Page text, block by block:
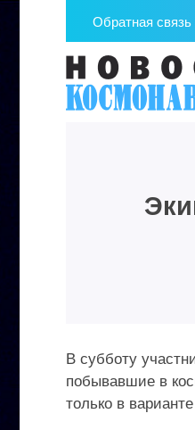
Обратная связь
В субботу
побывавшие в
только в